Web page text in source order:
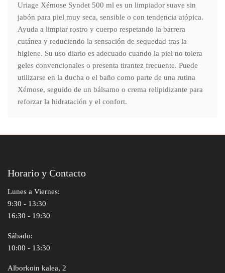
Uriage Xémose Syndet 500 ml es un limpiador suave sin
jabón para piel muy seca, sensible o con tendencia atópica.
Ayuda a limpiar rostro y cuerpo respetando la barrera
cutánea y reduciendo la sensación de sequedad tras la
higiene. Su uso diario es adecuado cuando la piel no tolera
geles convencionales o presenta tirantez frecuente. Puede
utilizarse en la ducha o el baño como parte de una rutina
Xémose, seguido de un bálsamo o crema relipidizante para
reforzar la hidratación y el confort.
Horario y Contacto
Lunes a Viernes:
9:30 - 13:30
16:30 - 19:30
Sábado:
10:00 - 13:30
Alborkoin kalea, 2